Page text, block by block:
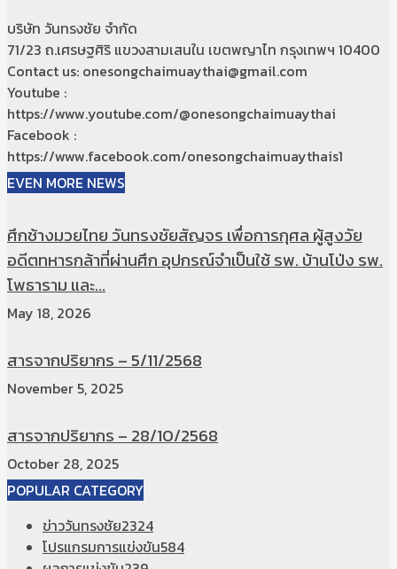
บริษัท วันทรงชัย จำกัด
71/23 ถ.เศรษฐศิริ แขวงสามเสนใน เขตพญาไท กรุงเทพฯ 10400
Contact us: onesongchaimuaythai@gmail.com
Youtube :
https://www.youtube.com/@onesongchaimuaythai
Facebook :
https://www.facebook.com/onesongchaimuaythais1
EVEN MORE NEWS
ศึกช้างมวยไทย วันทรงชัยสัญจร เพื่อการกุศล ผู้สูงวัย
อดีตทหารกล้าที่ผ่านศึก อุปกรณ์จำเป็นใช้ รพ. บ้านโป่ง รพ.
โพธาราม และ...
May 18, 2026
สารจากปริยากร – 5/11/2568
November 5, 2025
สารจากปริยากร – 28/10/2568
October 28, 2025
POPULAR CATEGORY
ข่าววันทรงชัย2324
โปรแกรมการแข่งขัน584